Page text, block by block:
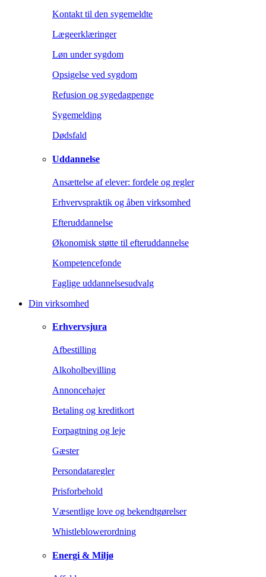
Kontakt til den sygemeldte
Lægeerklæringer
Løn under sygdom
Opsigelse ved sygdom
Refusion og sygedagpenge
Sygemelding
Dødsfald
Uddannelse
Ansættelse af elever: fordele og regler
Erhvervspraktik og åben virksomhed
Efteruddannelse
Økonomisk støtte til efteruddannelse
Kompetencefonde
Faglige uddannelsesudvalg
Din virksomhed
Erhvervsjura
Afbestilling
Alkoholbevilling
Annoncehajer
Betaling og kreditkort
Forpagtning og leje
Gæster
Persondataregler
Prisforbehold
Væsentlige love og bekendtgørelser
Whistleblowerordning
Energi & Miljø